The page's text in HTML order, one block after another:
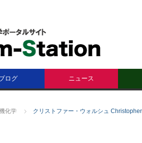
ログ ニュース
化学 クリストファー・ウォルシュ